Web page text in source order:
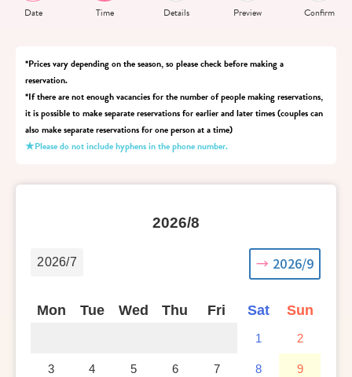
Date Time Details Preview Confirm
*Prices vary depending on the season, so please check before making a
reservation.
*If there are not enough vacancies for the number of people making reservations,
it is possible to make separate reservations for earlier and later times (couples can
also make separate reservations for one person at a time)
★Please do not include hyphens in the phone number.
2026/8
2026/7 2026/9
Mon Tue Wed Thu Fri Sat Sun
1 2
3 4 5 6 7 8 9